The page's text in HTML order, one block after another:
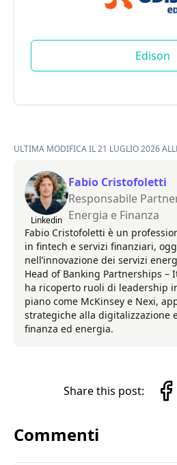
Edison
ULTIMA MODIFICA IL 21 LUGLIO 2026
Linkedin
Fabio Cristofoletti
Responsabile
Energia e Finanza
Fabio Cristofoletti è un
in fintech e servizi finanziari,
nell’innovazione dei servizi
Head of Banking Partnerships –
ha ricoperto ruoli di leadership
piano come McKinsey e Nexi,
strategiche alla digitalizzazione
finanza ed energia.
Share this post:
Commenti